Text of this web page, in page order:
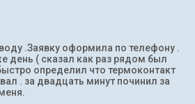
.Заявку оформила по телефону .
день ( сказал как раз рядом был
определил что термоконтакт
. за двадцать минут починил за